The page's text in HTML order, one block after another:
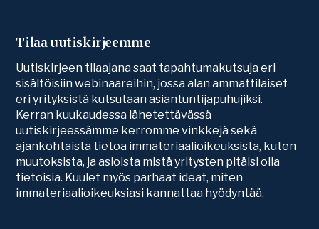
Tilaa uutiskirjeemme
Uutiskirjeen tilaajana saat tapahtumakutsuja eri
sisältöisiin webinaareihin, jossa alan ammattilaiset
eri yrityksistä kutsutaan asiantuntijapuhujiksi.
Kerran kuukaudessa lähetettävässä
uutiskirjeessämme kerromme vinkkejä sekä
ajankohtaista tietoa immateriaalioikeuksista, kuten
muutoksista, ja asioista mistä yritysten pitäisi olla
tietoisia. Kuulet myös parhaat ideat, miten
immateriaalioikeuksiasi kannattaa hyödyntää.